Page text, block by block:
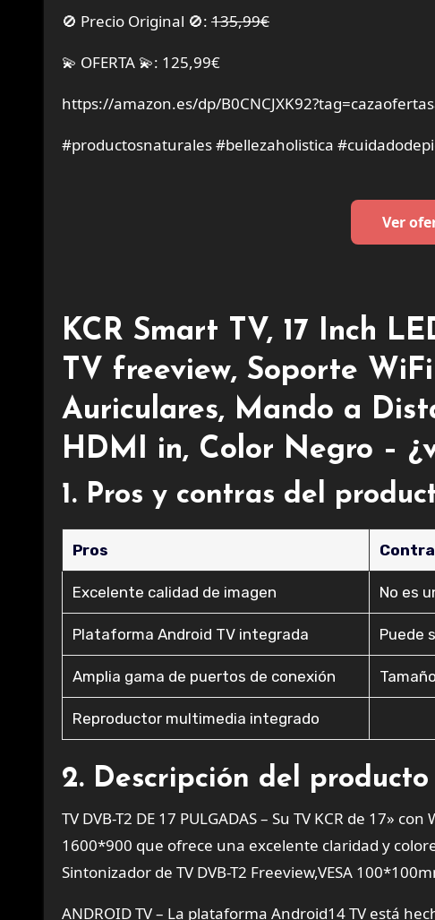
🚫 Precio Original 🚫: 135,99€
💫 OFERTA 💫: 125,99€
https://amazon.es/dp/
#productosnaturales #bellezaholistica
Ver
KCR Smart TV, 17 Inch
TV freeview, Soporte
Auriculares, Mando a
HDMI in, Color Negro –
1. Pros y contras del
Pros
Excelente calidad de imagen No es
Plataforma Android TV integrada Puede
Amplia gama de puertos de conexión
Reproductor multimedia integrado
2. Descripción del producto
TV DVB-T2 DE 17 PULGADAS – Su TV KCR de 17»
1600*900 que ofrece una excelente claridad y
Sintonizador de TV DVB-T2 Freeview,VESA
ANDROID TV – La plataforma Android14 TV está